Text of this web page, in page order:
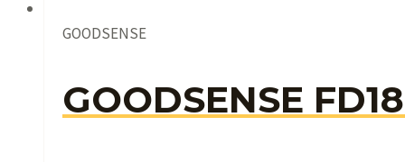
GOODSENSE
GOODSENSE